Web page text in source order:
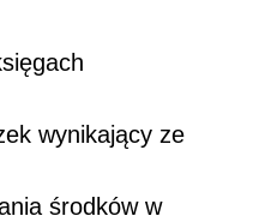
wynikający ze
środków w